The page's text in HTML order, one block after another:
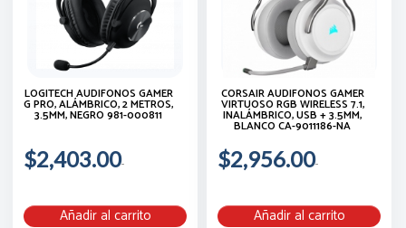
LOGITECH AUDÍFONOS GAMER
G PRO, ALÁMBRICO, 2 METROS,
3.5MM, NEGRO 981-000811
$2,403.00
Añadir al carrito
CORSAIR AUDÍFONOS GAMER
VIRTUOSO RGB WIRELESS 7.1,
INALÁMBRICO, USB + 3.5MM,
BLANCO CA-9011186-NA
$2,956.00
Añadir al carrito